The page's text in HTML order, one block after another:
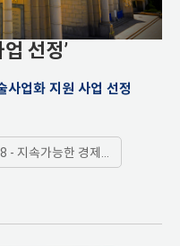
선정’
사업화 지원 사업 선정
능한 경제성장 및 양질의 일자리와 고용보장